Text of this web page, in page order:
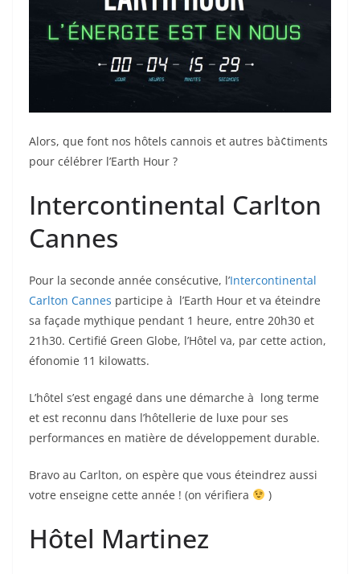
Alors, que font nos hôtels cannois et autres bà¢timents
pour célébrer l’Earth Hour ?
Intercontinental Carlton
Cannes
Pour la seconde année consécutive, l’Intercontinental
Carlton Cannes participe à l’Earth Hour et va éteindre
sa façade mythique pendant 1 heure, entre 20h30 et
21h30. Certifié Green Globe, l’Hôtel va, par cette action,
éfonomie 11 kilowatts.
L’hôtel s’est engagé dans une démarche à long terme
et est reconnu dans l’hôtellerie de luxe pour ses
performances en matière de développement durable.
Bravo au Carlton, on espère que vous éteindrez aussi
votre enseigne cette année ! (on vérifiera
)
Hôtel Martinez